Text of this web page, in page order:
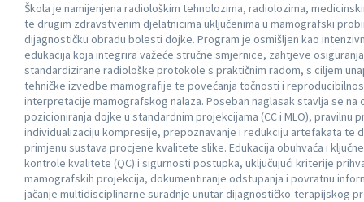
Škola je namijenjena radiološkim tehnolozima, radiolozima,
te drugim zdravstvenim djelatnicima uključenima u mamografski
dijagnostičku obradu bolesti dojke. Program je osmišljen kao
edukacija koja integrira važeće stručne smjernice, zahtjeve
standardizirane radiološke protokole s praktičnim radom, s ciljem
tehničke izvedbe mamografije te povećanja točnosti i
interpretacije mamografskog nalaza. Poseban naglasak stavlja se na
pozicioniranja dojke u standardnim projekcijama (CC i MLO), pravilnu
individualizaciju kompresije, prepoznavanje i redukciju artefakata te
primjenu sustava procjene kvalitete slike. Edukacija obuhvaća i
kontrole kvalitete (QC) i sigurnosti postupka, uključujući kriterije
mamografskih projekcija, dokumentiranje odstupanja i povratnu
jačanje multidisciplinarne suradnje unutar dijagnostičko-terapijskog